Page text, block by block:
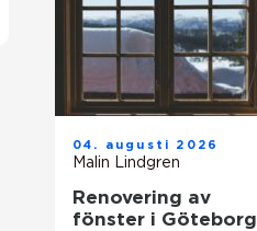
04. augusti 2026
Malin Lindgren
Renovering av
fönster i Göteborg